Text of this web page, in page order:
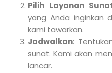
Pilih Layanan
yang Anda inginkan
kami tawarkan.
Jadwalkan:
sunat. Kami akan
lancar.